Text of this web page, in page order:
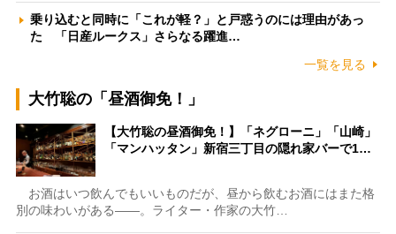
乗り込むと同時に「これが軽？」と戸惑うのには理由があっ
た 「日産ルークス」さらなる躍進…
一覧を見る
大竹聡の「昼酒御免！」
【大竹聡の昼酒御免！】「ネグローニ」「山崎」
「マンハッタン」新宿三丁目の隠れ家バーで1…
お酒はいつ飲んでもいいものだが、昼から飲むお酒にはまた格
別の味わいがある――。ライター・作家の大竹…